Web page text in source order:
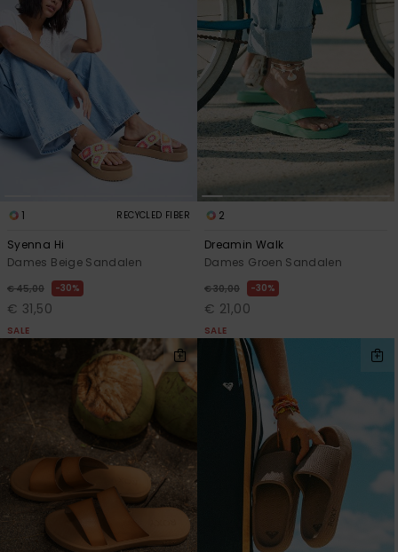
1 RECYCLED FIBER
Syenna Hi
Dames Beige Sandalen
€ 45,00 30%
€ 31,50
SALE
2
Dreamin Walk
Dames Groen Sandalen
€ 30,00 30%
€ 21,00
SALE